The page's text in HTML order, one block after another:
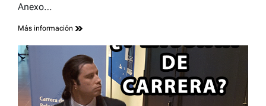
Anexo…
Más información